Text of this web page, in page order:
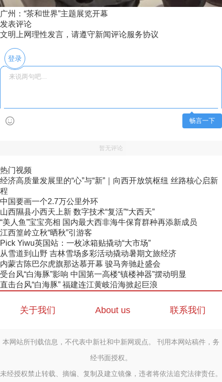
广州：“茶和世界”主题展览开幕
发表评论
文明上网理性发言，请遵守新闻评论服务协议
登录
畅言一下
暂无评论
热门视频
经济高质量发展里的“心”与“新”｜向西开放筑枢纽 丝路核心启新
程
中国要画一个2.7万公里外环
山西隰县小西天上新 数字技术“复活”“大西天”
“美人鱼”宝宝亮相 国内最大西非海牛保育群种再添新成员
江西篁岭立秋“晒秋”引游客
Pick Yiwu英国站：一枚冰箱贴撬动“大市场”
从雪道到山野 吉林雪场多彩活动撬动暑期文旅经济
内蒙古陈巴尔虎旗那达慕开幕 骏马奔驰赴盛会
受台风“白海豚”影响 中国第一高楼“镇楼神器”摆动明显
直击台风“白海豚” 福建连江黄岐沿海掀起巨浪
关于我们 About us 联系我们
本网站所刊载信息，不代表中新社和中新网观点。 刊用本网站稿件，务
经书面授权。
未经授权禁止转载、摘编、复制及建立镜像，违者将依法追究法律责任。